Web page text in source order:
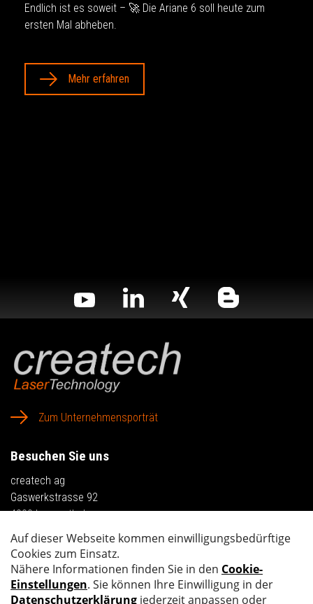
Endlich ist es soweit – 🚀 Die Ariane 6 soll heute zum
ersten Mal abheben.
Mehr erfahren
Zum Unternehmensporträt
Besuchen Sie uns
createch ag
Gaswerkstrasse 92
4900 Langenthal
Anfahrt planen
Kontaktieren Sie uns
Tel.+41 62 919 41 21